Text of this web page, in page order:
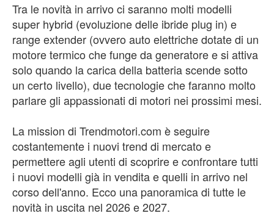
Tra le novità in arrivo ci saranno molti modelli
super hybrid (evoluzione delle ibride plug in) e
range extender (ovvero auto elettriche dotate di un
motore termico che funge da generatore e si attiva
solo quando la carica della batteria scende sotto
un certo livello), due tecnologie che faranno molto
parlare gli appassionati di motori nei prossimi mesi.
La mission di Trendmotori.com è seguire
costantemente i nuovi trend di mercato e
permettere agli utenti di scoprire e confrontare tutti
i nuovi modelli già in vendita e quelli in arrivo nel
corso dell'anno. Ecco una panoramica di tutte le
novità in uscita nel 2026 e 2027.